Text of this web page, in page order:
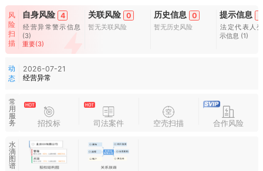
风
险
扫
描
自身风险 4
经营异常警示信息
(3)
重要(3)
关联风险 0
暂无关联风险
历史信息 0
暂无历史风险
提示信息
法定代表人
示信息 (1)
动
态
2026-07-21
经营异常
常
用
服
务
招投标 司法案件 空壳扫描 合作风险
水
滴
图
谱